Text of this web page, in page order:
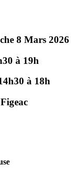
8 Mars 2026
à 19h
à 18h